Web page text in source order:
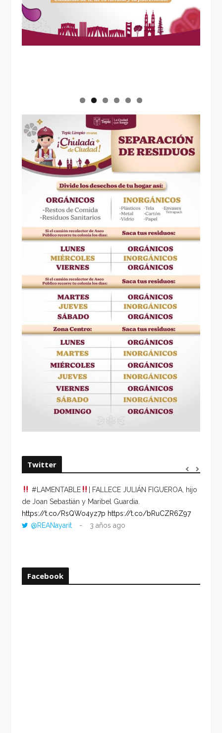
Twitter
#LAMENTABLE
| FALLECE JULIÁN FIGUEROA, hijo
de Joan Sebastián y Maribel Guardia.
https://t.co/RsQWo4yz7p https://t.co/bRuCZR6Z97
@REANayarit
3 años ago
Facebook